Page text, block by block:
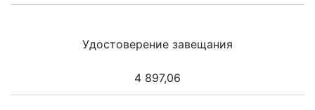
Удостоверение завещания
4 897,06